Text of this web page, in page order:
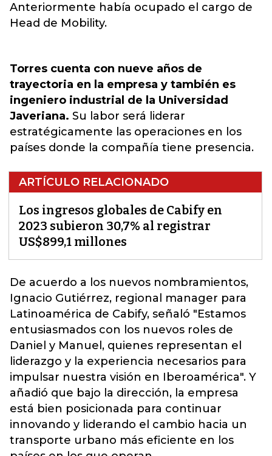
Anteriormente había ocupado el cargo de
Head de Mobility.
Torres cuenta con nueve años de
trayectoria en la empresa y también es
ingeniero industrial de la Universidad
Javeriana. Su labor será liderar
estratégicamente las operaciones en los
países donde la compañía tiene presencia.
ARTÍCULO RELACIONADO
Los ingresos globales de Cabify en
2023 subieron 30,7% al registrar
US$899,1 millones
De acuerdo a los nuevos nombramientos,
Ignacio Gutiérrez, regional manager para
Latinoamérica de Cabify, señaló "Estamos
entusiasmados con los nuevos roles de
Daniel y Manuel, quienes representan el
liderazgo y la experiencia necesarios para
impulsar nuestra visión en Iberoamérica". Y
añadió que bajo la dirección, la empresa
está bien posicionada para continuar
innovando y liderando el cambio hacia un
transporte urbano más eficiente en los